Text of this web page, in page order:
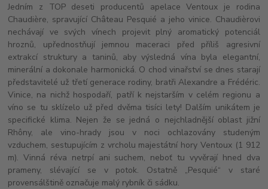
Jedním z TOP deseti producentů apelace Ventoux je rodina
Chaudière, spravující Château Pesquié a jeho vinice. Chaudièrovi
nechávají ve svých vínech projevit plný aromatický potenciál
hroznů, upřednostňují jemnou maceraci před příliš agresivní
extrakcí struktury a taninů, aby výsledná vína byla elegantní,
minerální a dokonale harmonická. O chod vinařství se dnes starají
představitelé už třetí generace rodiny, bratři Alexandre a Frédéric.
Vinice, na nichž hospodaří, patří k nejstarším v celém regionu a
víno se tu sklízelo už před dvěma tisíci lety! Dalším unikátem je
specifické klima. Nejen že se jedná o nejchladnější oblast jižní
Rhôny, ale vino-hrady jsou v noci ochlazovány studeným
vzduchem, sestupujícím z vrcholu majestátní hory Ventoux (1 912
m). Vinná réva netrpí ani suchem, neboť tu vyvěrají hned dva
prameny, slévající se v potok. Ostatně „Pesquié“ v staré
provensálštině označuje malý rybník či sádku.